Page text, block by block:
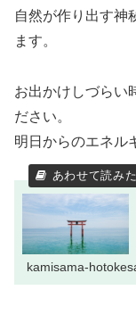
自然が作り出す神
ます。
お出かけしづらい
ださい。
明日からのエネル
kamisama-